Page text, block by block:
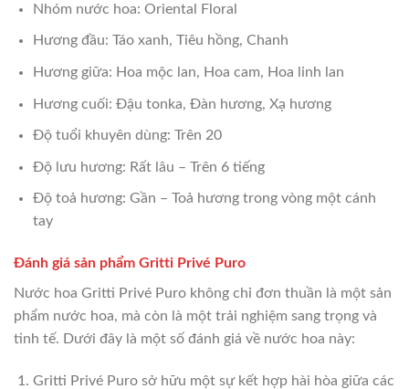
Nhóm nước hoa: Oriental Floral
Hương đầu: Táo xanh, Tiêu hồng, Chanh
Hương giữa: Hoa mộc lan, Hoa cam, Hoa linh lan
Hương cuối: Đậu tonka, Đàn hương, Xạ hương
Độ tuổi khuyên dùng: Trên 20
Độ lưu hương: Rất lâu – Trên 6 tiếng
Độ toả hương: Gần – Toả hương trong vòng một cánh
tay
Đánh giá sản phẩm Gritti Privé Puro
Nước hoa Gritti Privé Puro không chỉ đơn thuần là một sản
phẩm nước hoa, mà còn là một trải nghiệm sang trọng và
tinh tế. Dưới đây là một số đánh giá về nước hoa này:
Gritti Privé Puro sở hữu một sự kết hợp hài hòa giữa các